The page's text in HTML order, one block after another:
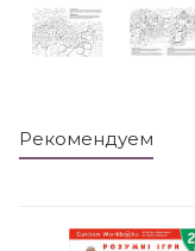
Рекомендуем